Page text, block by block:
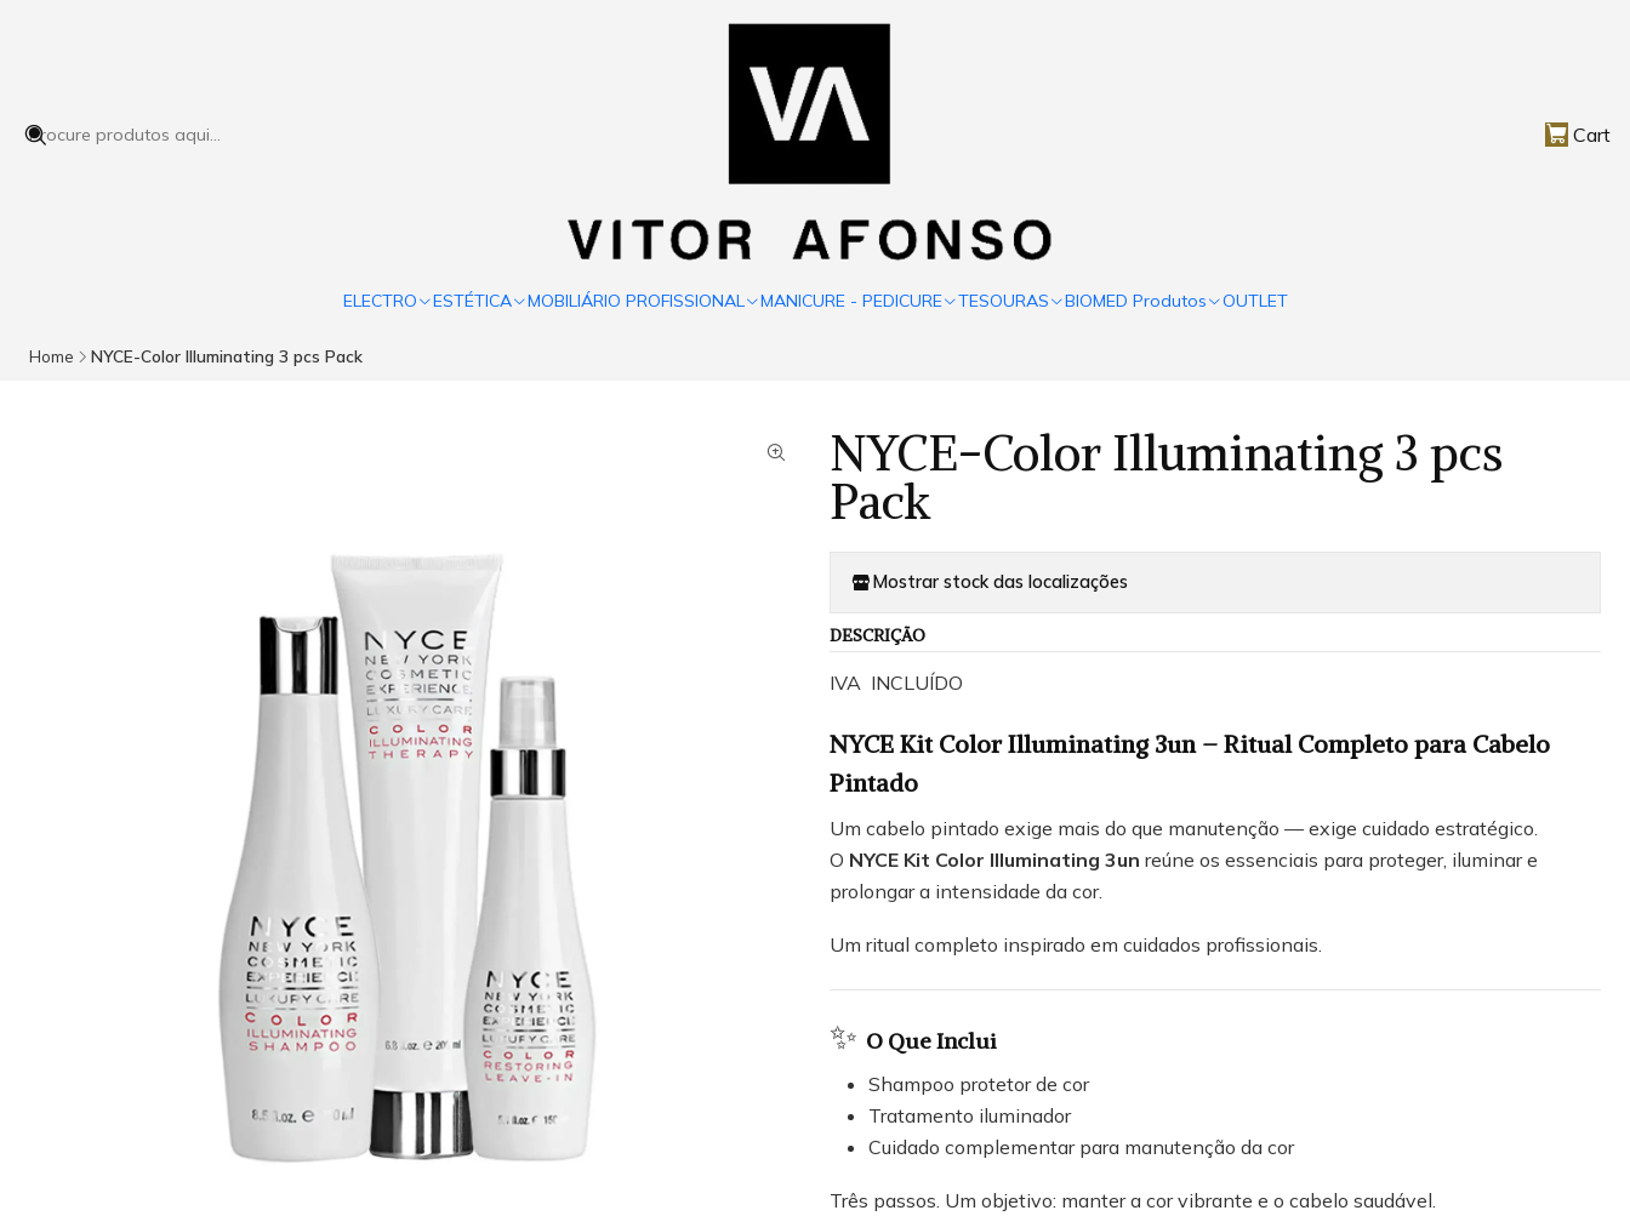
Cart
ELECTRO ESTÉTICA MOBILIÁRIO PROFISSIONAL MANICURE - PEDICURE TESOURAS BIOMED Produtos OUTLET
Home NYCE-Color Illuminating 3 pcs Pack
NYCE-Color Illuminating 3 pcs
Pack
Mostrar stock das localizações
DESCRIÇÃO
IVA INCLUÍDO
NYCE Kit Color Illuminating 3un – Ritual Completo para Cabelo
Pintado
Um cabelo pintado exige mais do que manutenção — exige cuidado estratégico.
O NYCE Kit Color Illuminating 3un reúne os essenciais para proteger, iluminar e
prolongar a intensidade da cor.
Um ritual completo inspirado em cuidados profissionais.
✨ O Que Inclui
Shampoo protetor de cor
Tratamento iluminador
Cuidado complementar para manutenção da cor
Três passos. Um objetivo: manter a cor vibrante e o cabelo saudável.